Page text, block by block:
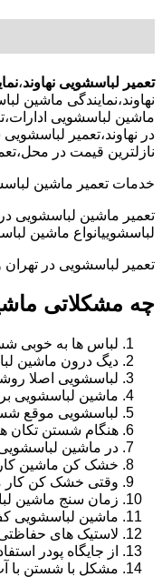
تعمیر لباسشویی نهاوند،
نهاوند،نمایندگی ماشین
ماشین لباسشویی
در نهاوند،تعمیر
نازلترین قیمت در
خدمات تعمیر ماشین
تعمیر ماشین لباسشویی
لباسشوییانواع ماشین
تعمیر لباسشویی در
چه مشکلاتی
لباس ها به خوبی
دیگ درون ماشین
لباسشویی اصلا
ماشین لباسشویی
لباسشویی موقع
هنگام شستن تکان
در ماشین
خشک کن ماشین
وقتی خشک کن کار
زمان سنج ماشین
ماشین لباسشویی
لاستیک های
از جایگاه پودر
مشکل با شستن با